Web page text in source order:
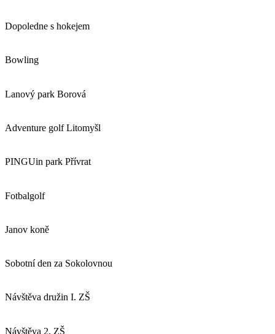
Dopoledne s hokejem
Bowling
Lanový park Borová
Adventure golf Litomyšl
PINGUin park Přívrat
Fotbalgolf
Janov koně
Sobotní den za Sokolovnou
Návštěva družin I. ZŠ
Návštěva 2. ZŠ